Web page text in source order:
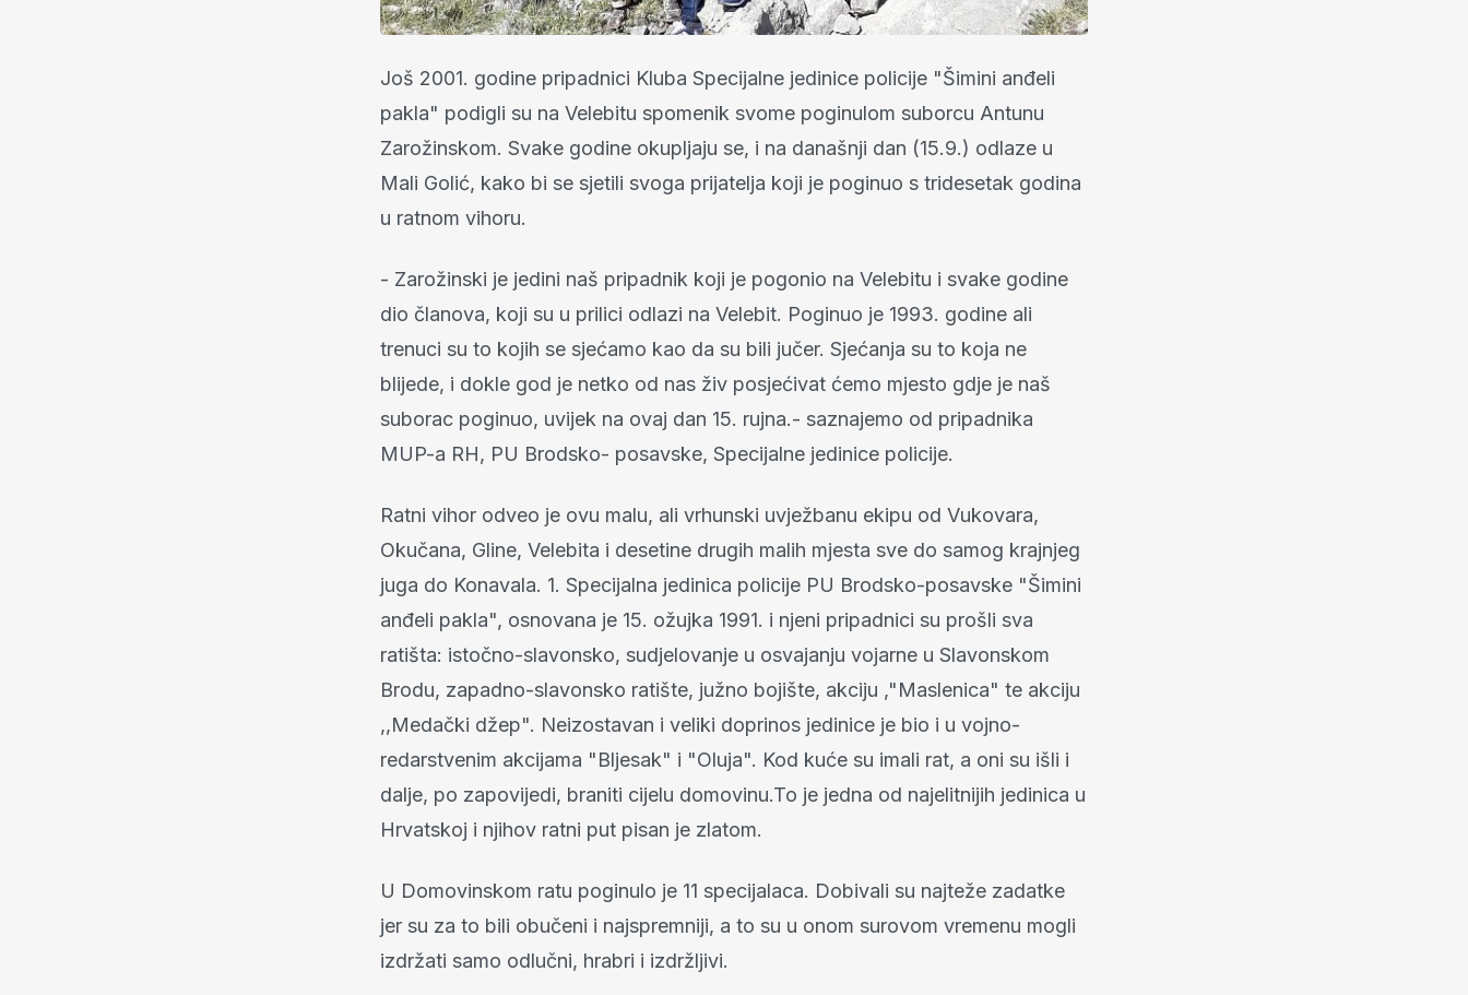
Još 2001. godine pripadnici Kluba Specijalne jedinice policije "Šimini anđeli
pakla" podigli su na Velebitu spomenik svome poginulom suborcu Antunu
Zarožinskom. Svake godine okupljaju se, i na današnji dan (15.9.) odlaze u
Mali Golić, kako bi se sjetili svoga prijatelja koji je poginuo s tridesetak godina
u ratnom vihoru.
- Zarožinski je jedini naš pripadnik koji je pogonio na Velebitu i svake godine
dio članova, koji su u prilici odlazi na Velebit. Poginuo je 1993. godine ali
trenuci su to kojih se sjećamo kao da su bili jučer. Sjećanja su to koja ne
blijede, i dokle god je netko od nas živ posjećivat ćemo mjesto gdje je naš
suborac poginuo, uvijek na ovaj dan 15. rujna.- saznajemo od pripadnika
MUP-a RH, PU Brodsko- posavske, Specijalne jedinice policije.
Ratni vihor odveo je ovu malu, ali vrhunski uvježbanu ekipu od Vukovara,
Okučana, Gline, Velebita i desetine drugih malih mjesta sve do samog krajnjeg
juga do Konavala. 1. Specijalna jedinica policije PU Brodsko-posavske "Šimini
anđeli pakla", osnovana je 15. ožujka 1991. i njeni pripadnici su prošli sva
ratišta: istočno-slavonsko, sudjelovanje u osvajanju vojarne u Slavonskom
Brodu, zapadno-slavonsko ratište, južno bojište, akciju ,"Maslenica" te akciju
,,Medački džep". Neizostavan i veliki doprinos jedinice je bio i u vojno-
redarstvenim akcijama "Bljesak" i "Oluja". Kod kuće su imali rat, a oni su išli i
dalje, po zapovijedi, braniti cijelu domovinu.To je jedna od najelitnijih jedinica u
Hrvatskoj i njihov ratni put pisan je zlatom.
U Domovinskom ratu poginulo je 11 specijalaca. Dobivali su najteže zadatke
jer su za to bili obučeni i najspremniji, a to su u onom surovom vremenu mogli
izdržati samo odlučni, hrabri i izdržljivi.